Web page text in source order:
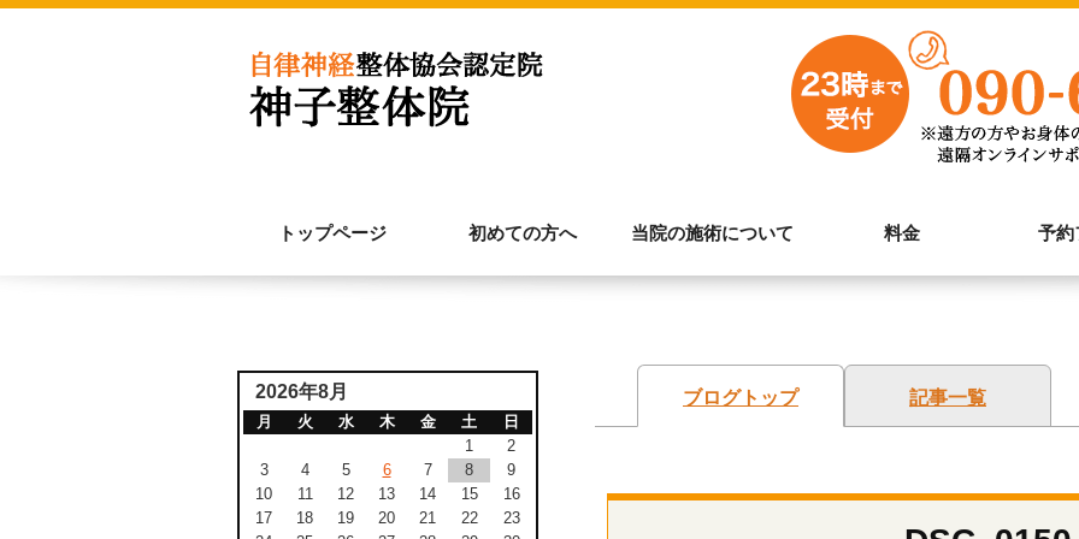
トップページ 初めての方へ 当院の施術について 料金 予約
ブログトップ 記事一覧
2026年8月
月 火 水 木 金 土
日
1
2
3
4 5 6 7 8
9
10
11 12 13 14 15
16
17
18 19 20 21 22
23